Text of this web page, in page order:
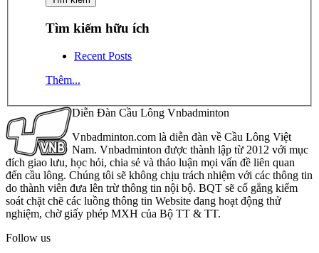
Tìm kiếm hữu ích
Recent Posts
Thêm...
Diễn Đàn Cầu Lông Vnbadminton
Vnbadminton.com là diễn đàn về Cầu Lông Việt
Nam. Vnbadminton được thành lập từ 2012 với mục
đích giao lưu, học hỏi, chia sẻ và thảo luận mọi vấn đề liên quan
đến cầu lông. Chúng tôi sẽ không chịu trách nhiệm với các thông tin
do thành viên đưa lên trừ thông tin nội bộ. BQT sẽ cố gắng kiểm
soát chặt chẽ các luồng thông tin Website đang hoạt động thử
nghiệm, chờ giấy phép MXH của Bộ TT & TT.
Follow us